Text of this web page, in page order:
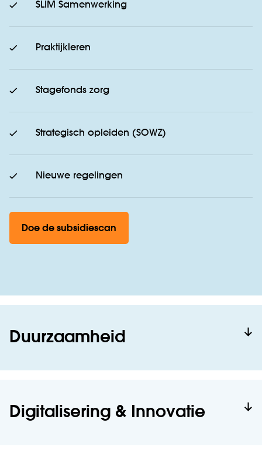
SLIM Samenwerking
Praktijkleren
Stagefonds zorg
Strategisch opleiden (SOWZ)
Nieuwe regelingen
Doe de subsidiescan
Duurzaamheid
Digitalisering & Innovatie